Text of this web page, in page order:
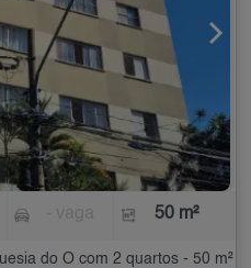
50 m²
do Ó com 2 quartos - 50 m²